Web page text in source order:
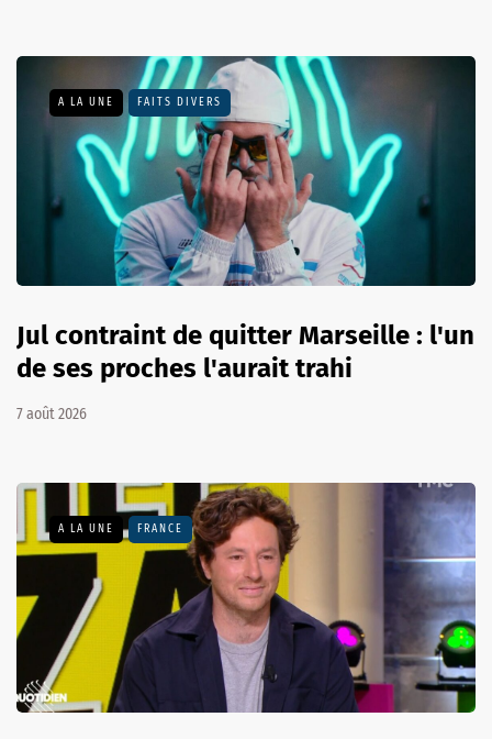
A LA UNE FAITS DIVERS
Jul contraint de quitter Marseille : l'un
de ses proches l'aurait trahi
7 août 2026
A LA UNE FRANCE